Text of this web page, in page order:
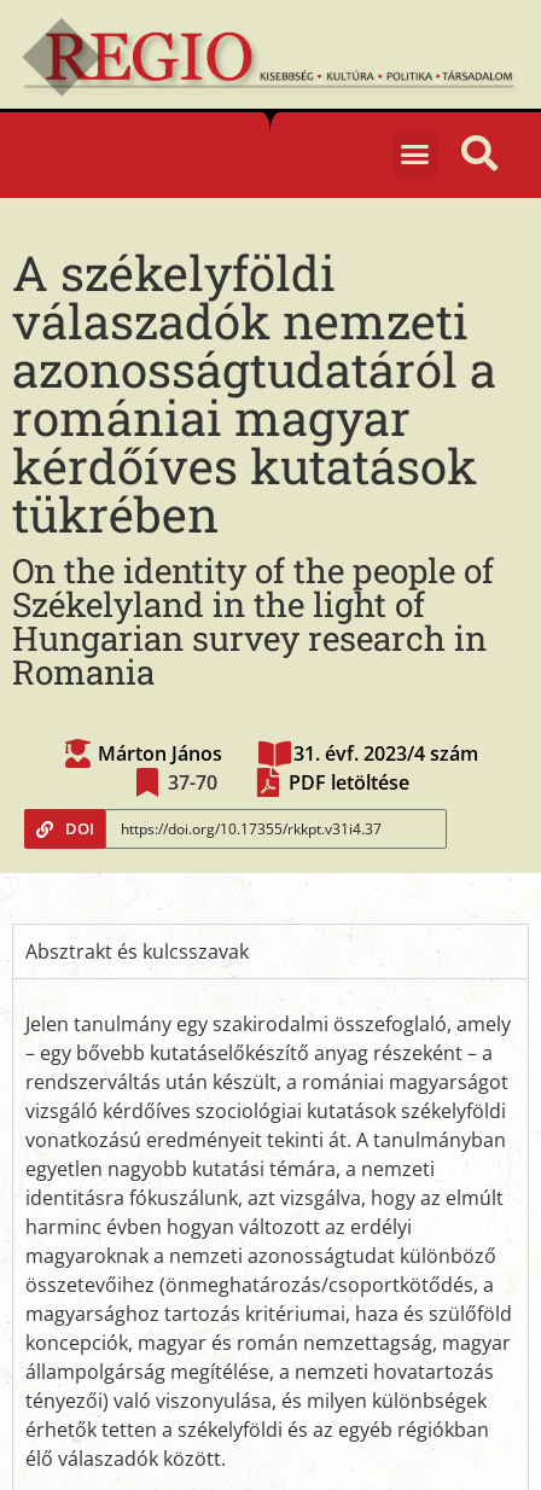
A székelyföldi
válaszadók nemzeti
azonosságtudatáról a
romániai magyar
kérdőíves kutatások
tükrében
On the identity of the people of
Székelyland in the light of
Hungarian survey research in
Romania
Márton János
31. évf. 2023/4 szám
37-70
PDF letöltése
DOI
Absztrakt és kulcsszavak
Jelen tanulmány egy szakirodalmi összefoglaló, amely
– egy bővebb kutatáselőkészítő anyag részeként – a
rendszerváltás után készült, a romániai magyarságot
vizsgáló kérdőíves szociológiai kutatások székelyföldi
vonatkozású eredményeit tekinti át. A tanulmányban
egyetlen nagyobb kutatási témára, a nemzeti
identitásra fókuszálunk, azt vizsgálva, hogy az elmúlt
harminc évben hogyan változott az erdélyi
magyaroknak a nemzeti azonosságtudat különböző
összetevőihez (önmeghatározás/csoportkötődés, a
magyarsághoz tartozás kritériumai, haza és szülőföld
koncepciók, magyar és román nemzettagság, magyar
állampolgárság megítélése, a nemzeti hovatartozás
tényezői) való viszonyulása, és milyen különbségek
érhetők tetten a székelyföldi és az egyéb régiókban
élő válaszadók között.